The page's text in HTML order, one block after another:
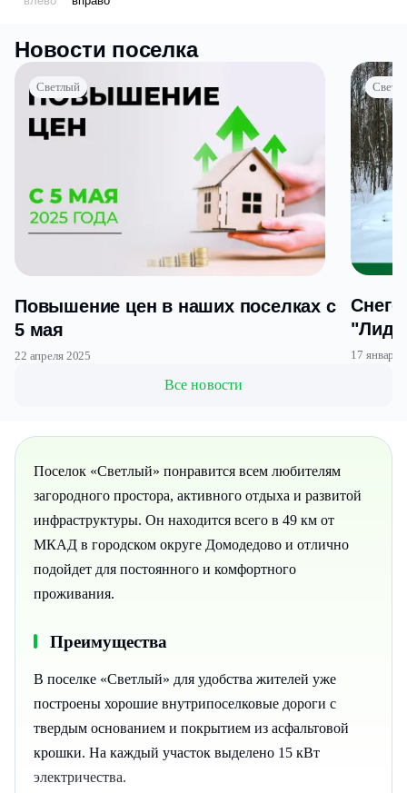
Новости поселка
Светлый
Повышение цен в наших поселках с
5 мая
22 апреля 2025 17 января
Все новости
Поселок «Светлый» понравится всем любителям
загородного простора, активного отдыха и развитой
инфраструктуры. Он находится всего в 49 км от
МКАД в городском округе Домодедово и отлично
подойдет для постоянного и комфортного
проживания.
Преимущества
В поселке «Светлый» для удобства жителей уже
построены хорошие внутрипоселковые дороги с
твердым основанием и покрытием из асфальтовой
крошки. На каждый участок выделено 15 кВт
электричества.